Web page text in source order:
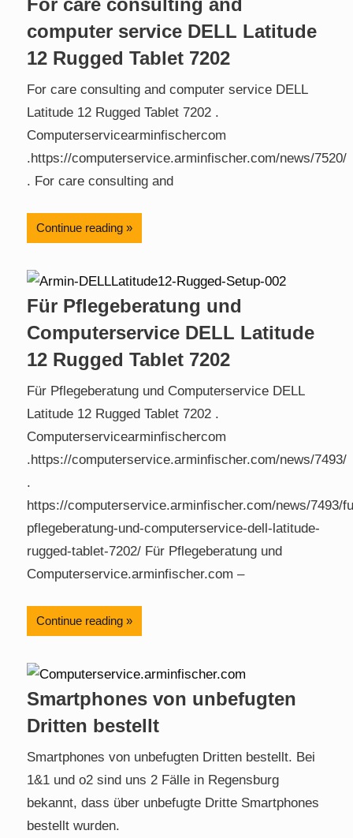
For care consulting and
computer service DELL Latitude
12 Rugged Tablet 7202
For care consulting and computer service DELL
Latitude 12 Rugged Tablet 7202 .
Computerservicearminfischercom
.https://computerservice.arminfischer.com/news/7520/
. For care consulting and
Continue reading
Für Pflegeberatung und
Computerservice DELL Latitude
12 Rugged Tablet 7202
Für Pflegeberatung und Computerservice DELL
Latitude 12 Rugged Tablet 7202 .
Computerservicearminfischercom
.https://computerservice.arminfischer.com/news/7493/
.
https://computerservice.arminfischer.com/news/7493/
pflegeberatung-und-computerservice-dell-latitude-
rugged-tablet-7202/ Für Pflegeberatung und
Computerservice.arminfischer.com –
Continue reading
Smartphones von unbefugten
Dritten bestellt
Smartphones von unbefugten Dritten bestellt. Bei
1&1 und o2 sind uns 2 Fälle in Regensburg
bekannt, dass über unbefugte Dritte Smartphones
bestellt wurden.